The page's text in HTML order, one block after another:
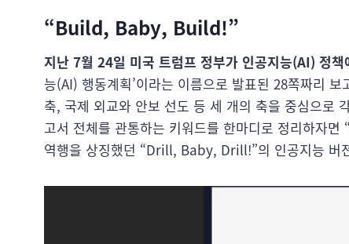
“Build, Baby, Build!”
지난 7월 24일 미국 트럼프 정부가 인공지능(AI) 정책
능(AI) 행동계획’이라는 이름으로 발표된 28쪽짜리
축, 국제 외교와 안보 선도 등 세 개의 축을 중심으로
고서 전체를 관통하는 키워드를 한마디로 정리하자
역행을 상징했던 “Drill, Baby, Drill!”의 인공지능 버